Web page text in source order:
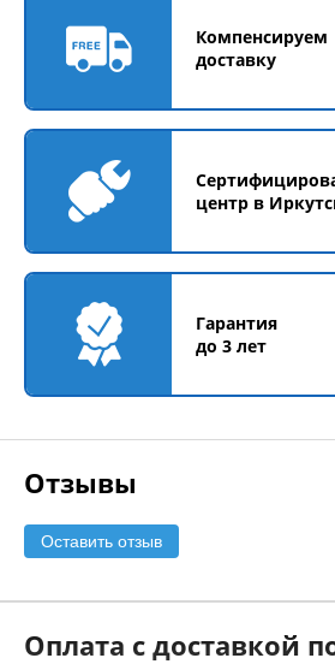
Компенсируем
доставку
центр в
Гарантия
до 3 лет
Отзывы
Оставить отзыв
Оплата с доставкой